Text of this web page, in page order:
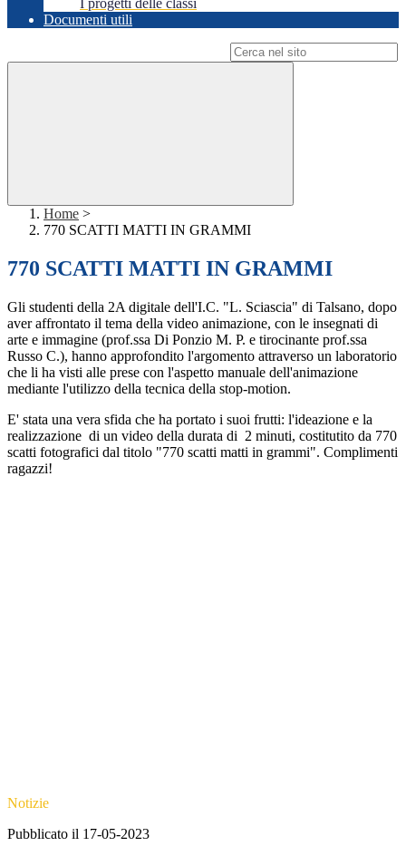
I progetti delle classi
Documenti utili
Home >
770 SCATTI MATTI IN GRAMMI
770 SCATTI MATTI IN GRAMMI
Gli studenti della 2A digitale dell'I.C. "L. Sciascia" di Talsano, dopo
aver affrontato il tema della video animazione, con le insegnati di
arte e immagine (prof.ssa Di Ponzio M. P. e tirocinante prof.ssa
Russo C.), hanno approfondito l'argomento attraverso un laboratorio
che li ha visti alle prese con l'aspetto manuale dell'animazione
mediante l'utilizzo della tecnica della stop-motion.
E' stata una vera sfida che ha portato i suoi frutti: l'ideazione e la
realizzazione di un video della durata di 2 minuti, costitutito da 770
scatti fotografici dal titolo "770 scatti matti in grammi". Complimenti
ragazzi!
Notizie
Pubblicato il 17-05-2023